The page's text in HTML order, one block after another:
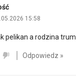
15:58
pelikan a rodzina
Odpowiedz »